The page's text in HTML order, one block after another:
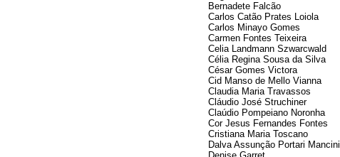
Bernadete Falcão
Carlos Catão Prates Loiola
Carlos Minayo Gomes
Carmen Fontes Teixeira
Celia Landmann Szwarcwald
Célia Regina Sousa da Silva
César Gomes Victora
Cid Manso de Mello Vianna
Claudia Maria Travassos
Cláudio José Struchiner
Claúdio Pompeiano Noronha
Cor Jesus Fernandes Fontes
Cristiana Maria Toscano
Dalva Assunção Portari Mancini